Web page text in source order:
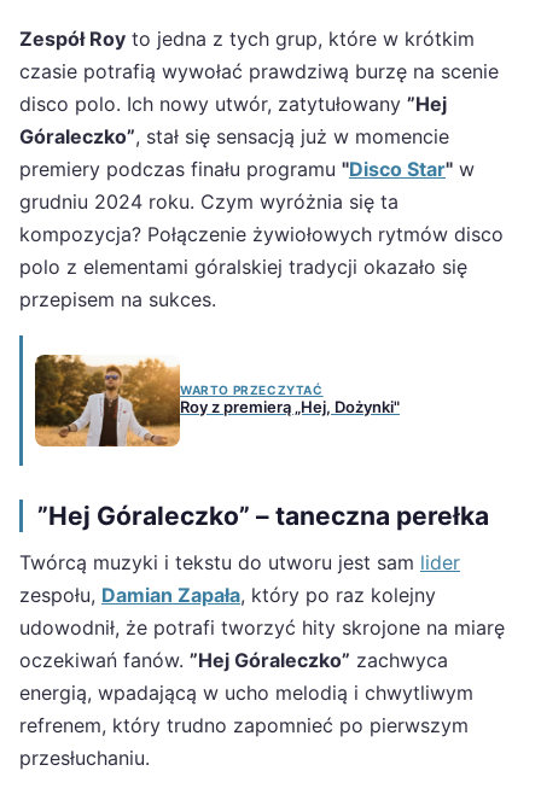
Zespół Roy to jedna z tych grup, które w krótkim
czasie potrafią wywołać prawdziwą burzę na scenie
disco polo. Ich nowy utwór, zatytułowany ”Hej
Góraleczko”, stał się sensacją już w momencie
premiery podczas finału programu "Disco Star" w
grudniu 2024 roku. Czym wyróżnia się ta
kompozycja? Połączenie żywiołowych rytmów disco
polo z elementami góralskiej tradycji okazało się
przepisem na sukces.
WARTO PRZECZYTAĆ
Roy z premierą „Hej, Dożynki"
”Hej Góraleczko” – taneczna perełka
Twórcą muzyki i tekstu do utworu jest sam lider
zespołu, Damian Zapała, który po raz kolejny
udowodnił, że potrafi tworzyć hity skrojone na miarę
oczekiwań fanów. ”Hej Góraleczko” zachwyca
energią, wpadającą w ucho melodią i chwytliwym
refrenem, który trudno zapomnieć po pierwszym
przesłuchaniu.